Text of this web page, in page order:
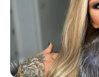
(foto:
8. Meski terlihat
dengan sangat